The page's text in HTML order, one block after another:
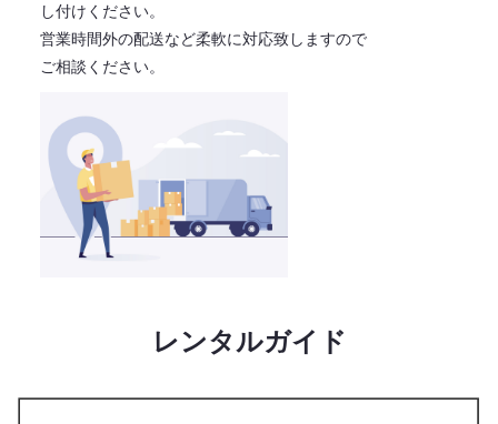
し付けください。
営業時間外の配送など柔軟に対応致しますので
ご相談ください。
レンタルガイド